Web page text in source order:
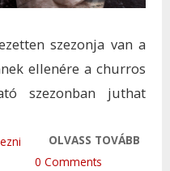
szezonja van a
ellenére a churros
szezonban juthat
OLVASS TOVÁBB
0 Comments